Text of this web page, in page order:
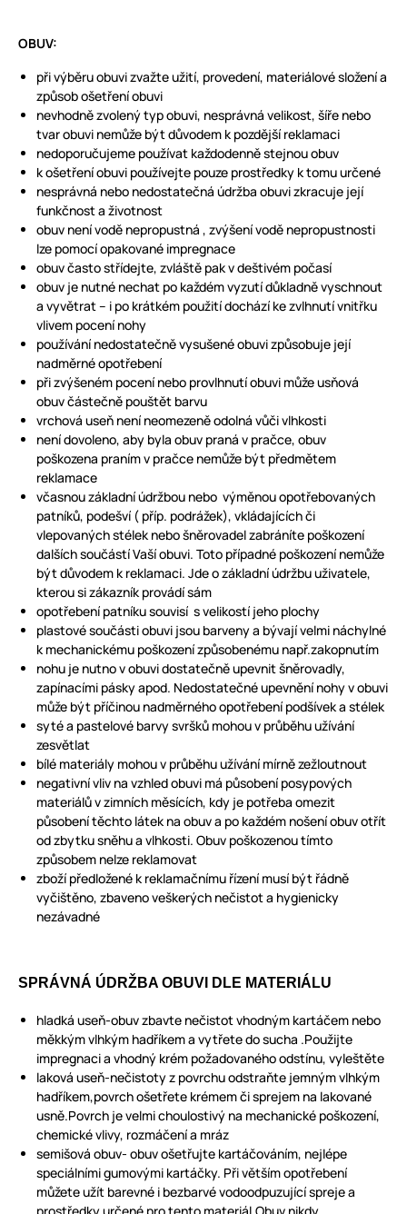
OBUV:
při výběru obuvi zvažte užití, provedení, materiálové složení a
způsob ošetření obuvi
nevhodně zvolený typ obuvi, nesprávná velikost, šíře nebo
tvar obuvi nemůže být důvodem k pozdější reklamaci
nedoporučujeme používat každodenně stejnou obuv
k ošetření obuvi používejte pouze prostředky k tomu určené
nesprávná nebo nedostatečná údržba obuvi zkracuje její
funkčnost a životnost
obuv není vodě nepropustná , zvýšení vodě nepropustnosti
lze pomocí opakované impregnace
obuv často střídejte, zvláště pak v deštivém počasí
obuv je nutné nechat po každém vyzutí důkladně vyschnout
a vyvětrat – i po krátkém použití dochází ke zvlhnutí vnitřku
vlivem pocení nohy
používání nedostatečně vysušené obuvi způsobuje její
nadměrné opotřebení
při zvýšeném pocení nebo provlhnutí obuvi může usňová
obuv částečně pouštět barvu
vrchová useň není neomezeně odolná vůči vlhkosti
není dovoleno, aby byla obuv praná v pračce, obuv
poškozena praním v pračce nemůže být předmětem
reklamace
včasnou základní údržbou nebo výměnou opotřebovaných
patníků, podešví ( příp. podrážek), vkládajících či
vlepovaných stélek nebo šněrovadel zabráníte poškození
dalších součástí Vaší obuvi. Toto případné poškození nemůže
být důvodem k reklamaci. Jde o základní údržbu uživatele,
kterou si zákazník provádí sám
opotřebení patníku souvisí s velikostí jeho plochy
plastové součásti obuvi jsou barveny a bývají velmi náchylné
k mechanickému poškození způsobenému např.zakopnutím
nohu je nutno v obuvi dostatečně upevnit šněrovadly,
zapínacími pásky apod. Nedostatečné upevnění nohy v obuvi
může být příčinou nadměrného opotřebení podšívek a stélek
syté a pastelové barvy svršků mohou v průběhu užívání
zesvětlat
bílé materiály mohou v průběhu užívání mírně zežloutnout
negativní vliv na vzhled obuvi má působení posypových
materiálů v zimních měsících, kdy je potřeba omezit
působení těchto látek na obuv a po každém nošení obuv otřít
od zbytku sněhu a vlhkosti. Obuv poškozenou tímto
způsobem nelze reklamovat
zboží předložené k reklamačnímu řízení musí být řádně
vyčištěno, zbaveno veškerých nečistot a hygienicky
nezávadné
SPRÁVNÁ ÚDRŽBA OBUVI DLE MATERIÁLU
hladká useň-obuv zbavte nečistot vhodným kartáčem nebo
měkkým vlhkým hadříkem a vytřete do sucha .Použijte
impregnaci a vhodný krém požadovaného odstínu, vyleštěte
laková useň-nečistoty z povrchu odstraňte jemným vlhkým
hadříkem,povrch ošetřete krémem či sprejem na lakované
usně.Povrch je velmi choulostivý na mechanické poškození,
chemické vlivy, rozmáčení a mráz
semišová obuv- obuv ošetřujte kartáčováním, nejlépe
speciálními gumovými kartáčky. Při větším opotřebení
můžete užít barevné i bezbarvé vodoodpuzující spreje a
prostředky určené pro tento materiál.Obuv nikdy